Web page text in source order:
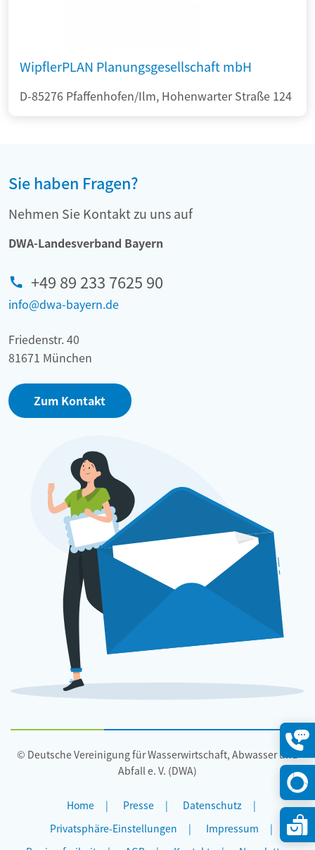
WipflerPLAN Planungsgesellschaft mbH
D-85276 Pfaffenhofen/Ilm, Hohenwarter Straße 124
Sie haben Fragen?
Nehmen Sie Kontakt zu uns auf
DWA-Landesverband Bayern
+49 89 233 7625 90
info@dwa-bayern.de
Friedenstr. 40
81671 München
Zum Kontakt
© Deutsche Vereinigung für Wasserwirtschaft, Abwasser und
Abfall e. V. (DWA)
Home Presse
Datenschutz
Privatsphäre-Einstellungen
Impressum